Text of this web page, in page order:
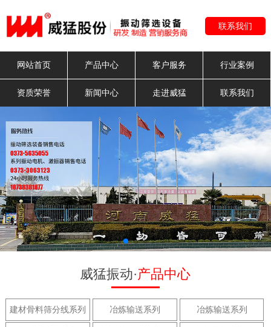
联系我们
网站首页 产品中心 客户服务 行业案例
资质荣誉 新闻中心 走进威猛 联系我们
威猛振动·产品中心
建材骨料筛分线系列 冶炼输送系列 冶炼输送系列